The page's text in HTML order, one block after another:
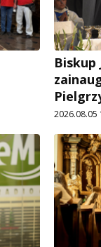
Biskup
2026.08.05